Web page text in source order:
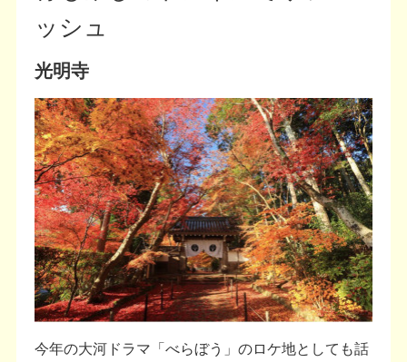
ッシュ
光明寺
今年の大河ドラマ「べらぼう」のロケ地としても話